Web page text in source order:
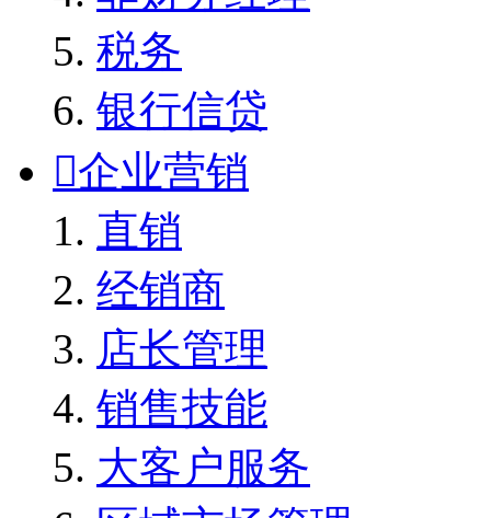
税务
银行信贷
企业营销
直销
经销商
店长管理
销售技能
大客户服务